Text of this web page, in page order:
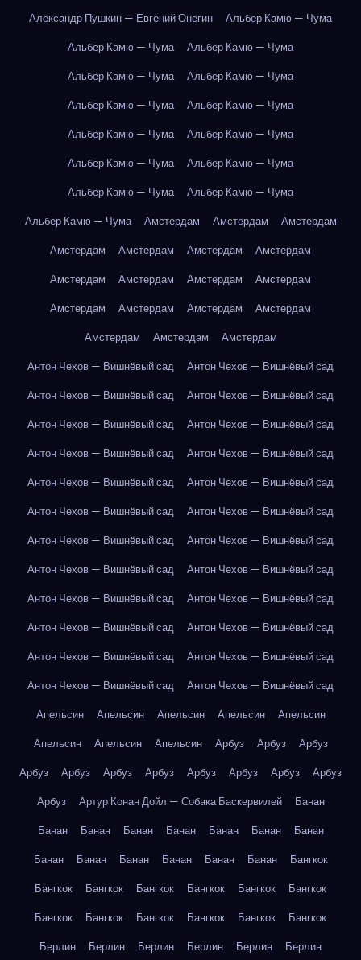
Александр Пушкин — Евгений Онегин
Альбер Камю — Чума
Альбер Камю — Чума
Альбер Камю — Чума
Альбер Камю — Чума
Альбер Камю — Чума
Альбер Камю — Чума
Альбер Камю — Чума
Альбер Камю — Чума
Альбер Камю — Чума
Альбер Камю — Чума
Альбер Камю — Чума
Альбер Камю — Чума
Альбер Камю — Чума
Альбер Камю — Чума
Амстердам Амстердам
Амстердам
Амстердам
Амстердам Амстердам
Амстердам
Амстердам
Амстердам Амстердам
Амстердам
Амстердам
Амстердам Амстердам
Амстердам
Амстердам
Амстердам
Амстердам
Антон Чехов — Вишнёвый сад
Антон Чехов — Вишнёвый сад
Антон Чехов — Вишнёвый сад
Антон Чехов — Вишнёвый сад
Антон Чехов — Вишнёвый сад
Антон Чехов — Вишнёвый сад
Антон Чехов — Вишнёвый сад
Антон Чехов — Вишнёвый сад
Антон Чехов — Вишнёвый сад
Антон Чехов — Вишнёвый сад
Антон Чехов — Вишнёвый сад
Антон Чехов — Вишнёвый сад
Антон Чехов — Вишнёвый сад
Антон Чехов — Вишнёвый сад
Антон Чехов — Вишнёвый сад
Антон Чехов — Вишнёвый сад
Антон Чехов — Вишнёвый сад
Антон Чехов — Вишнёвый сад
Антон Чехов — Вишнёвый сад
Антон Чехов — Вишнёвый сад
Антон Чехов — Вишнёвый сад
Антон Чехов — Вишнёвый сад
Антон Чехов — Вишнёвый сад
Антон Чехов — Вишнёвый сад
Апельсин
Апельсин Апельсин Апельсин
Апельсин
Апельсин
Апельсин Апельсин Арбуз Арбуз
Арбуз
Арбуз
Арбуз Арбуз Арбуз Арбуз Арбуз Арбуз
Арбуз
Арбуз
Артур Конан Дойл — Собака Баскервилей
Банан
Банан
Банан Банан Банан Банан Банан
Банан
Банан
Банан Банан Банан Банан Банан
Бангкок
Бангкок
Бангкок Бангкок Бангкок Бангкок
Бангкок
Бангкок
Бангкок Бангкок Бангкок Бангкок
Бангкок
Берлин
Берлин Берлин Берлин Берлин Берлин